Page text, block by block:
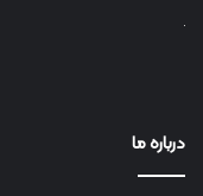
درباره ما